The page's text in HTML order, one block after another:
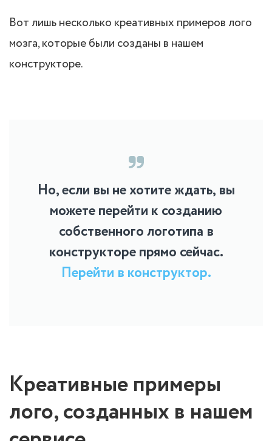
Вот лишь несколько креативных примеров лого
мозга, которые были созданы в нашем
конструкторе.
Но, если вы не хотите ждать, вы
можете перейти к созданию
собственного логотипа в
конструкторе прямо сейчас.
Перейти в конструктор.
Креативные примеры
лого, созданных в нашем